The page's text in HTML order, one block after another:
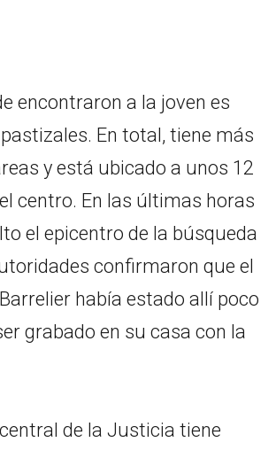
encontraron a la joven es
En total, tiene más
y está ubicado a unos 12
centro. En las últimas horas
el epicentro de la búsqueda
confirmaron que el
había estado allí poco
grabado en su casa con la
de la Justicia tiene